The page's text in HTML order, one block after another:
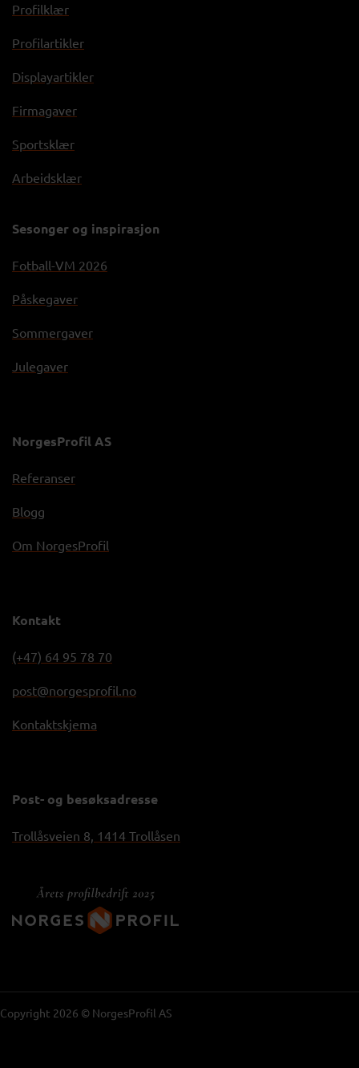
Profilklær
Profilartikler
Displayartikler
Firmagaver
Sportsklær
Arbeidsklær
Sesonger og inspirasjon
Fotball-VM 2026
Påskegaver
Sommergaver
Julegaver
NorgesProfil AS
Referanser
Blogg
Om NorgesProfil
Kontakt
(+47) 64 95 78 70
post@norgesprofil.no
Kontaktskjema
Post- og besøksadresse
Trollåsveien 8, 1414 Trollåsen
Copyright 2026 © NorgesProfil AS